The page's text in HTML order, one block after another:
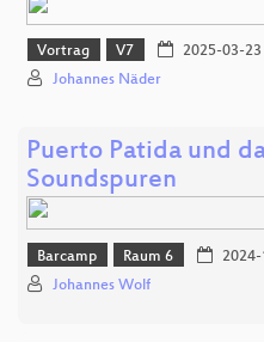
Vortrag V7 2025-03-23
Johannes Näder
Puerto Patida und
Soundspuren
Barcamp Raum 6
Johannes Wolf